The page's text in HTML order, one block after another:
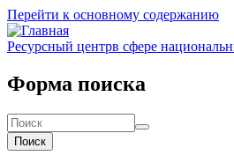
Перейти к основному содержанию
Ресурсный центрв сфере
Форма поиска
Поиск